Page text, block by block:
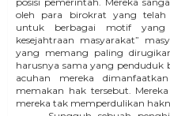
oleh para birokrat yang telah
untuk berbagai motif yang
kesejahtraan masyarakat”
yang memang paling
harusnya sama yang
acuhan mereka
memakan hak tersebut.
mereka tak memperdulikan